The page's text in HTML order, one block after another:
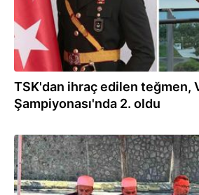
TSK'dan ihraç edilen teğmen,
Şampiyonası'nda 2. oldu
02.06.2026